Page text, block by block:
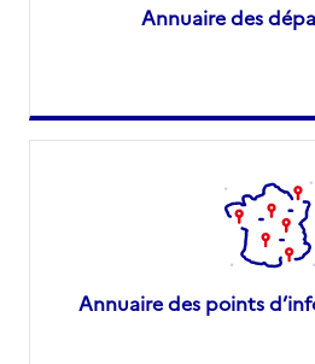
Annuaire des
Annuaire des points